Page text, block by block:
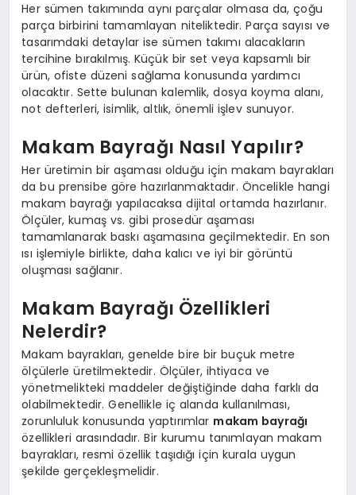
Her sümen takımında aynı parçalar olmasa da, çoğu
parça birbirini tamamlayan niteliktedir. Parça sayısı ve
tasarımdaki detaylar ise sümen takımı alacakların
tercihine bırakılmış. Küçük bir set veya kapsamlı bir
ürün, ofiste düzeni sağlama konusunda yardımcı
olacaktır. Sette bulunan kalemlik, dosya koyma alanı,
not defterleri, isimlik, altlık, önemli işlev sunuyor.
Makam Bayrağı Nasıl Yapılır?
Her üretimin bir aşaması olduğu için makam bayrakları
da bu prensibe göre hazırlanmaktadır. Öncelikle hangi
makam bayrağı yapılacaksa dijital ortamda hazırlanır.
Ölçüler, kumaş vs. gibi prosedür aşaması
tamamlanarak baskı aşamasına geçilmektedir. En son
ısı işlemiyle birlikte, daha kalıcı ve iyi bir görüntü
oluşması sağlanır.
Makam Bayrağı Özellikleri
Nelerdir?
Makam bayrakları, genelde bire bir buçuk metre
ölçülerle üretilmektedir. Ölçüler, ihtiyaca ve
yönetmelikteki maddeler değiştiğinde daha farklı da
olabilmektedir. Genellikle iç alanda kullanılması,
zorunluluk konusunda yaptırımlar makam bayrağı
özellikleri arasındadır. Bir kurumu tanımlayan makam
bayrakları, resmi özellik taşıdığı için kurala uygun
şekilde gerçekleşmelidir.